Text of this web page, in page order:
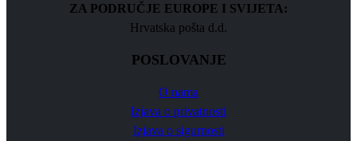
ZA PODRUČJE EUROPE I SVIJETA:
Hrvatska pošta d.d.
POSLOVANJE
O nama
Izjava o privatnosti
Izjava o sigurnosti